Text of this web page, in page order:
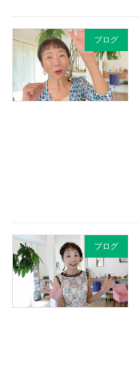
ブログ
ブログ